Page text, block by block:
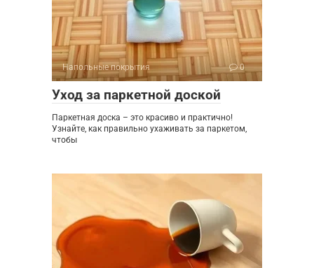
Напольные покрытия 0
Уход за паркетной доской
Паркетная доска – это красиво и практично!
Узнайте, как правильно ухаживать за паркетом,
чтобы